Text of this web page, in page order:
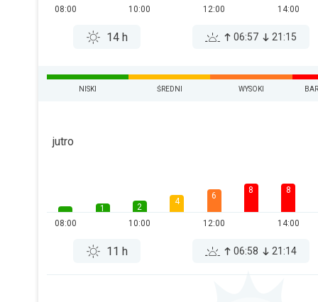
08:00
10:00
12:00 14:00
14 h 06:57 21:15
NISKI ŚREDNI WYSOKI
jutro
08:00
1
2
10:00
4
6
12:00
8 8
14:00
11 h 06:58 21:14